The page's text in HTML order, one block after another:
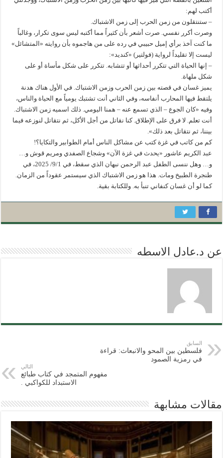
أكتب لهم:
– ستنتقلون من زمن الحرب إلى زمن الاشتباك.
وصرت أكرر نفسي. صرت أشعر بأن كثيراً مما أكتبه ليس سوى تكرار، وغالباً
ما كنت آخذ برأي إميل حبيبي في رده على من هاجموه بأن روايته «المتشائل»
ليست إلا تقليداً لرواية (فولتير) «كنديد»:
– إنها الحياة التي تتكرر أحداثها أو تتشابه. تتكرر على شكل مأساة أو على
شكل ملهاة.
يميز غسان في قصته بين زمن الحرب وزمن الاشتباك. في الأول هناك هدنة
يلتقط فيها المحارب أنفاسه، وفي الثاني أنت تشتبك يومياً مع الحياة والناس،
وفيه «كان الجوع – الذي تسمع عنه – همنا اليومي. ذلك اسميه زمن الاشتباك.
أنت تعلم. لا فرق على الإطلاق. كنا نقاتل من أجل الأكل، ثم نتقاتل لنوزعه فيما
بيننا، ثم نتقاتل بعد ذلك».
كم من كاتب في غزة كتب عن مشاكل الناس أمام الطوابير والتكايا؟!
عبد الكريم عاشور «يحدث في غزة الآن» وشجاع الصفدي ومريم قوش و…
و… وهل ننسى الطفل عبد الرحمن نبهان الذي سقط، في 9/1/ 2025، في
طنجرة الطبيخ ومات. هذا هو زمن الاشتباك الذي سيستمر عقوداً من الزمان.
كما لو أن غسان كنفاني تنبأ به. وللكتابة بقية.
عن د.عادل الاسطه
السابق
فلسطين بين المحو والانبعاث: قراءة
في رمزية الصمود
التالي
مفهوم المتمجد في كتاب طبائع
الاستبداد للكواكبي .
مقالات مشابهة